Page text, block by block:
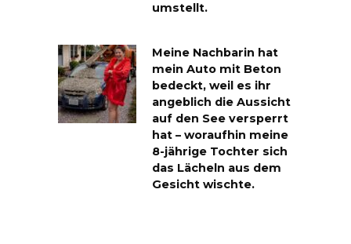
umstellt.
Meine Nachbarin hat
mein Auto mit Beton
bedeckt, weil es ihr
angeblich die Aussicht
auf den See versperrt
hat – woraufhin meine
8-jährige Tochter sich
das Lächeln aus dem
Gesicht wischte.